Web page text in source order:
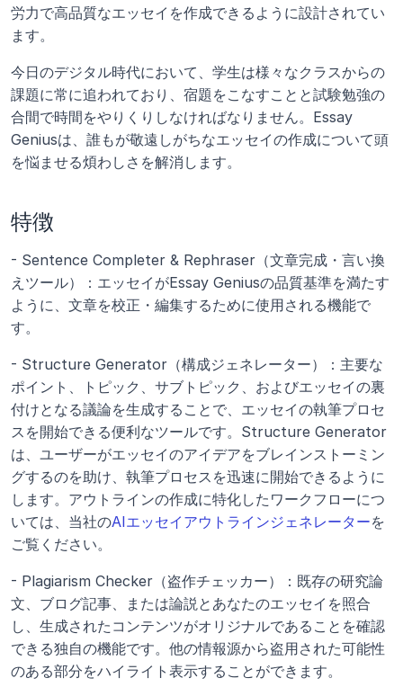
労力で高品質なエッセイを作成できるように設計されてい
ます。
今日のデジタル時代において、学生は様々なクラスからの
課題に常に追われており、宿題をこなすことと試験勉強の
合間で時間をやりくりしなければなりません。Essay
Geniusは、誰もが敬遠しがちなエッセイの作成について頭
を悩ませる煩わしさを解消します。
特徴
- Sentence Completer & Rephraser（文章完成・言い換
えツール）：エッセイがEssay Geniusの品質基準を満たす
ように、文章を校正・編集するために使用される機能で
す。
- Structure Generator（構成ジェネレーター）：主要な
ポイント、トピック、サブトピック、およびエッセイの裏
付けとなる議論を生成することで、エッセイの執筆プロセ
スを開始できる便利なツールです。Structure Generator
は、ユーザーがエッセイのアイデアをブレインストーミン
グするのを助け、執筆プロセスを迅速に開始できるように
します。アウトラインの作成に特化したワークフローにつ
いては、当社のAIエッセイアウトラインジェネレーターを
ご覧ください。
- Plagiarism Checker（盗作チェッカー）：既存の研究論
文、ブログ記事、または論説とあなたのエッセイを照合
し、生成されたコンテンツがオリジナルであることを確認
できる独自の機能です。他の情報源から盗用された可能性
のある部分をハイライト表示することができます。